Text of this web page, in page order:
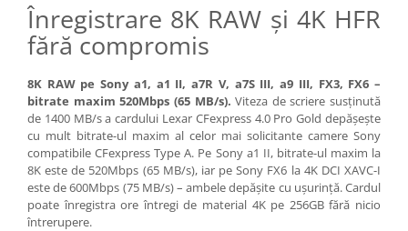
Rucsacuri Foto
Only One Shoulder - SlingShot
Hamuri si Centuri foto
Curele Aparat - Umar
Genti Laptop si iPad
Hand Strap / Grip
Troller
Înregistrare 8K RAW și 4K HFR
fără compromis
8K RAW pe Sony a1, a1 II, a7R V, a7S III, a9 III, FX3, FX6 –
bitrate maxim 520Mbps (65 MB/s). Viteza de scriere susținută
de 1400 MB/s a cardului Lexar CFexpress 4.0 Pro Gold depășește
cu mult bitrate-ul maxim al celor mai solicitante camere Sony
compatibile CFexpress Type A. Pe Sony a1 II, bitrate-ul maxim la
8K este de 520Mbps (65 MB/s), iar pe Sony FX6 la 4K DCI XAVC-I
este de 600Mbps (75 MB/s) – ambele depășite cu ușurință. Cardul
poate înregistra ore întregi de material 4K pe 256GB fără nicio
întrerupere.